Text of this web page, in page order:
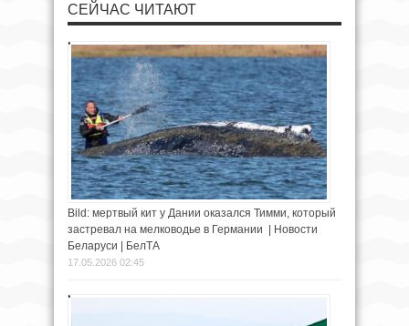
СЕЙЧАС ЧИТАЮТ
Bild: мертвый кит у Дании оказался Тимми, который
застревал на мелководье в Германии | Новости
Беларуси | БелТА
17.05.2026 02:45